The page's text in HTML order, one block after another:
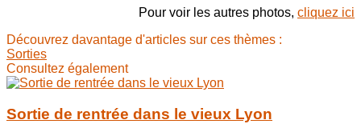
Pour voir les autres photos, cliquez ici
Découvrez davantage d'articles sur ces thèmes :
Sorties
Consultez également
Sortie de rentrée dans le vieux Lyon